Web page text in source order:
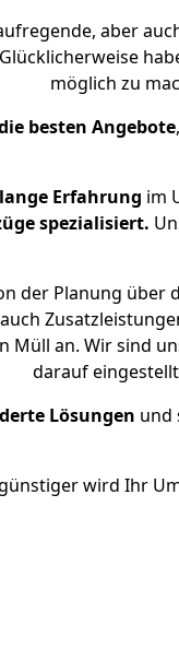
aber
möglich zu
besten Angebote
Erfahrung im
spezialisiert.
der Planung über
Müll an. Wir sind
darauf
Lösungen und
wird Ihr